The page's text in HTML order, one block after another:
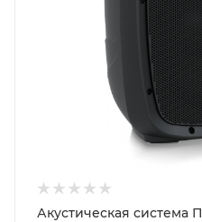
Акустическая система